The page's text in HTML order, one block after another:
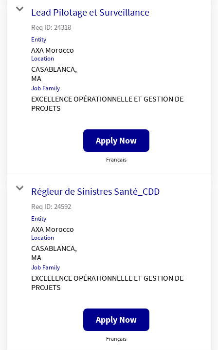
Lead Pilotage et Surveillance
Req ID: 24318
Entity
AXA Morocco
Location
CASABLANCA,
Job Family
EXCELLENCE OPÉRATIONNELLE ET GESTION DE
PROJETS
Apply Now
Français
Régleur de Sinistres Santé_CDD
Req ID: 24592
Entity
AXA Morocco
Location
CASABLANCA,
Job Family
EXCELLENCE OPÉRATIONNELLE ET GESTION DE
PROJETS
Apply Now
Français